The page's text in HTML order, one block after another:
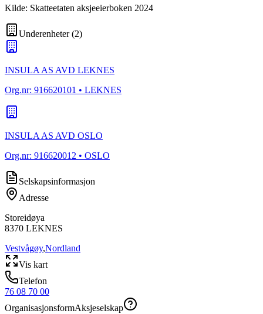
Kilde: Skatteetaten aksjeeierboken 2024
Underenheter(2)
INSULA AS AVD LEKNES
Org.nr: 916620101 • LEKNES
INSULA AS AVD OSLO
Org.nr: 916620012 • OSLO
Selskapsinformasjon
Adresse
Storeidøya
8370 LEKNES
Vestvågøy,Nordland
Vis kart
Telefon
76 08 70 00
OrganisasjonsformAksjeselskap